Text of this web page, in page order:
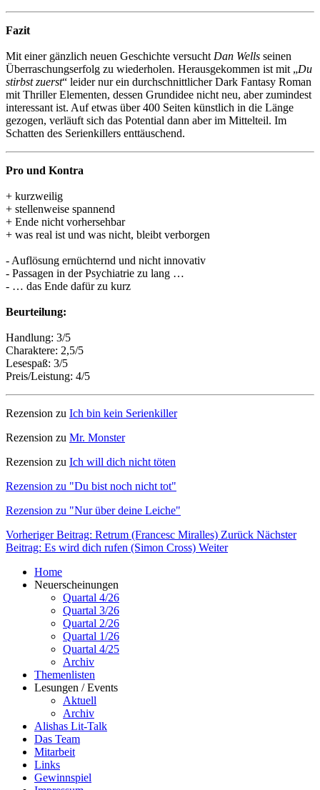
Fazit
Mit einer gänzlich neuen Geschichte versucht Dan Wells seinen
Überraschungserfolg zu wiederholen. Herausgekommen ist mit „Du
stirbst zuerst“ leider nur ein durchschnittlicher Dark Fantasy Roman
mit Thriller Elementen, dessen Grundidee nicht neu, aber zumindest
interessant ist. Auf etwas über 400 Seiten künstlich in die Länge
gezogen, verläuft sich das Potential dann aber im Mittelteil. Im
Schatten des Serienkillers enttäuschend.
Pro und Kontra
+ kurzweilig
+ stellenweise spannend
+ Ende nicht vorhersehbar
+ was real ist und was nicht, bleibt verborgen
- Auflösung ernüchternd und nicht innovativ
- Passagen in der Psychiatrie zu lang …
- … das Ende dafür zu kurz
Beurteilung:
Handlung: 3/5
Charaktere: 2,5/5
Lesespaß: 3/5
Preis/Leistung: 4/5
Rezension zu Ich bin kein Serienkiller
Rezension zu Mr. Monster
Rezension zu Ich will dich nicht töten
Rezension zu "Du bist noch nicht tot"
Rezension zu "Nur über deine Leiche"
Vorheriger Beitrag: Retrum (Francesc Miralles) Zurück Nächster
Beitrag: Es wird dich rufen (Simon Cross) Weiter
Home
Neuerscheinungen
Quartal 4/26
Quartal 3/26
Quartal 2/26
Quartal 1/26
Quartal 4/25
Archiv
Themenlisten
Lesungen / Events
Aktuell
Archiv
Alishas Lit-Talk
Das Team
Mitarbeit
Links
Gewinnspiel